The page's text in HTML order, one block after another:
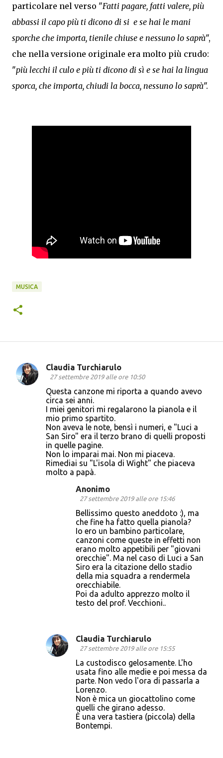
particolare nel verso "Fatti pagare, fatti valere, più
abbassi il capo più ti dicono di si e se hai le mani
sporche che importa, tienile chiuse e nessuno lo saprà",
che nella versione originale era molto più crudo:
"più lecchi il culo e più ti dicono di sì e se hai la lingua
sporca, che importa, chiudi la bocca, nessuno lo saprà".
MUSICA
C
Claudia Turchiarulo
27 settembre 2019 alle ore 10:50
Questa canzone mi riporta a quando avevo
circa sei anni.
I miei genitori mi regalarono la pianola e il
mio primo spartito.
Non aveva le note, bensì i numeri, e "Luci a
San Siro" era il terzo brano di quelli proposti
in quelle pagine.
Non lo imparai mai. Non mi piaceva.
Rimediai su "L'isola di Wight" che piaceva
molto a papà.
Anonimo
27 settembre 2019 alle ore 15:46
Bellissimo questo aneddoto :), ma
che fine ha fatto quella pianola?
Io ero un bambino particolare,
canzoni come queste in effetti non
erano molto appetibili per "giovani
orecchie". Ma nel caso di Luci a San
Siro era la citazione dello stadio
della mia squadra a rendermela
orecchiabile.
Poi da adulto apprezzo molto il
testo del prof. Vecchioni..
Claudia Turchiarulo
27 settembre 2019 alle ore 15:55
La custodisco gelosamente. L'ho
usata fino alle medie e poi messa da
parte. Non vedo l'ora di passarla a
Lorenzo.
Non è mica un giocattolino come
quelli che girano adesso.
È una vera tastiera (piccola) della
Bontempi.